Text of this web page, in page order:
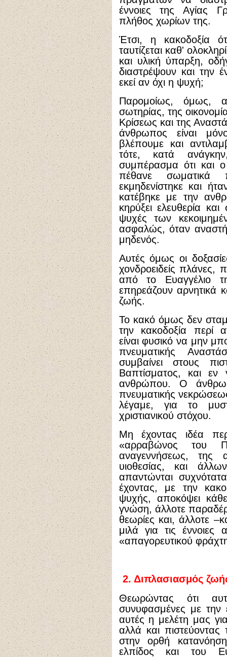
έννοιες της Αγίας
πλήθος χωρίων της.
Έτσι, η κακοδοξία
ταυτίζεται καθ'
και υλική ύπαρξη,
διαστρέψουν και την
εκεί αν όχι η ψυχή;
Παρομοίως, όμως,
σωτηρίας, της
Κρίσεως και της
άνθρωπος είναι
βλέπουμε και
τότε, κατά
συμπέρασμα ότι και
πέθανε
εκμηδενίστηκε και
κατέβηκε με την
κηρύξει ελευθερία
ψυχές των
ασφαλώς, όταν
μηδενός.
Αυτές όμως οι
χονδροειδείς
από το Ευαγγέλιο
επηρεάζουν αρνητικά
ζωής.
Το κακό όμως δεν
την κακοδοξία περί
είναι φυσικό να μην
πνευματικής
συμβαίνει στους
Βαπτίσματος, και
ανθρώπου. Ο
πνευματικής
λέγαμε, για το
χριστιανικού στόχου.
Μη έχοντας ιδέα
«αρραβώνος του
αναγεννήσεως, της
υιοθεσίας, και
απαντώνται
έχοντας, με την
ψυχής, αποκόψει
γνώση, άλλοτε
θεωρίες και, άλλοτε
μιλά για τις έννοιες
«απαγορευτικού
2. Διπλασιασμός
Θεωρώντας ότι
συνυφασμένες με την
αυτές η μελέτη μας
αλλά και πιστεύοντας
στην ορθή κατανόηση
ελπίδος και του